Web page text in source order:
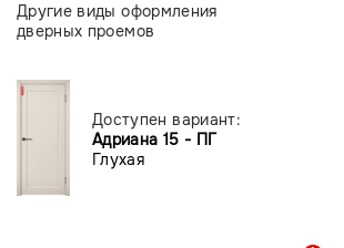
Другие виды оформления
дверных проемов
Доступен вариант:
Адриана 15 - ПГ
Глухая